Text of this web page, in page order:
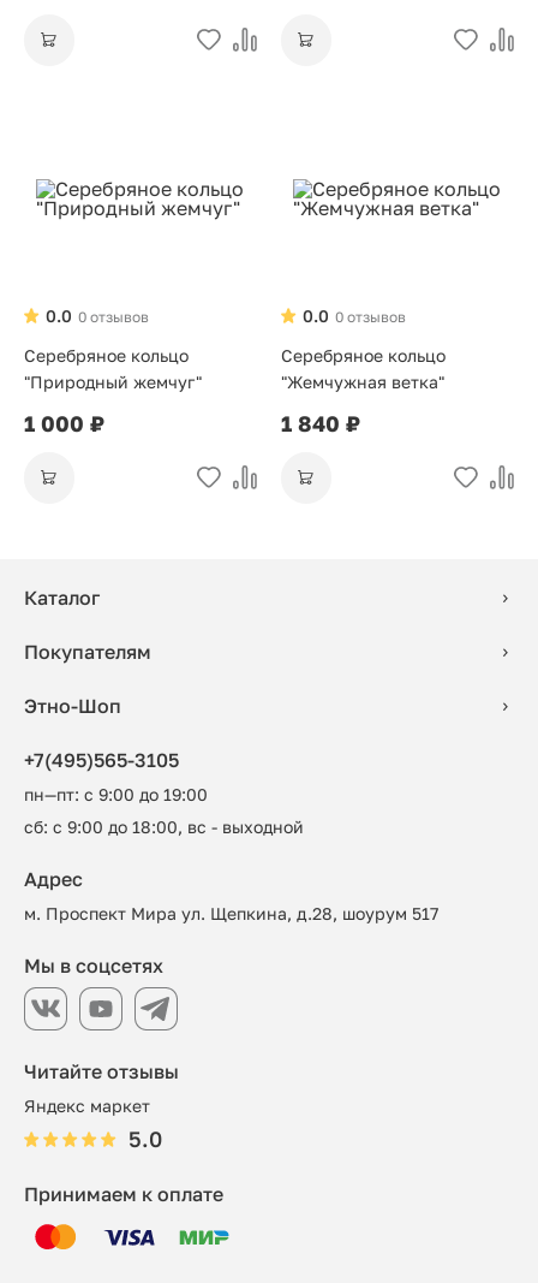
0 отзывов
0.0
Серебряное кольцо
"Природный жемчуг"
1 000 ₽
0 отзывов
0.0
Серебряное кольцо
"Жемчужная ветка"
1 840 ₽
Каталог
Покупателям
Этно-Шоп
+7(495)565-3105
пн—пт: с 9:00 до 19:00
сб: с 9:00 до 18:00, вс - выходной
Читайте отзывы
Яндекс маркет
5.0
Адрес
м. Проспект Мира ул. Щепкина, д.28, шоурум 517
Принимаем к оплате
Мы в соцсетях